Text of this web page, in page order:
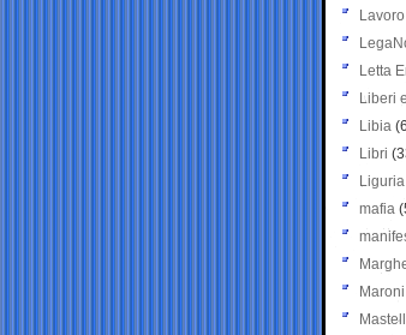
Lavoro
Letta
Liberi
Libia
Libri
mafia
Maroni